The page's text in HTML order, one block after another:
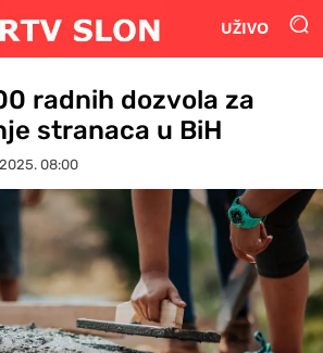
UŽIVO
radnih dozvola za
stranaca u BiH
08:00